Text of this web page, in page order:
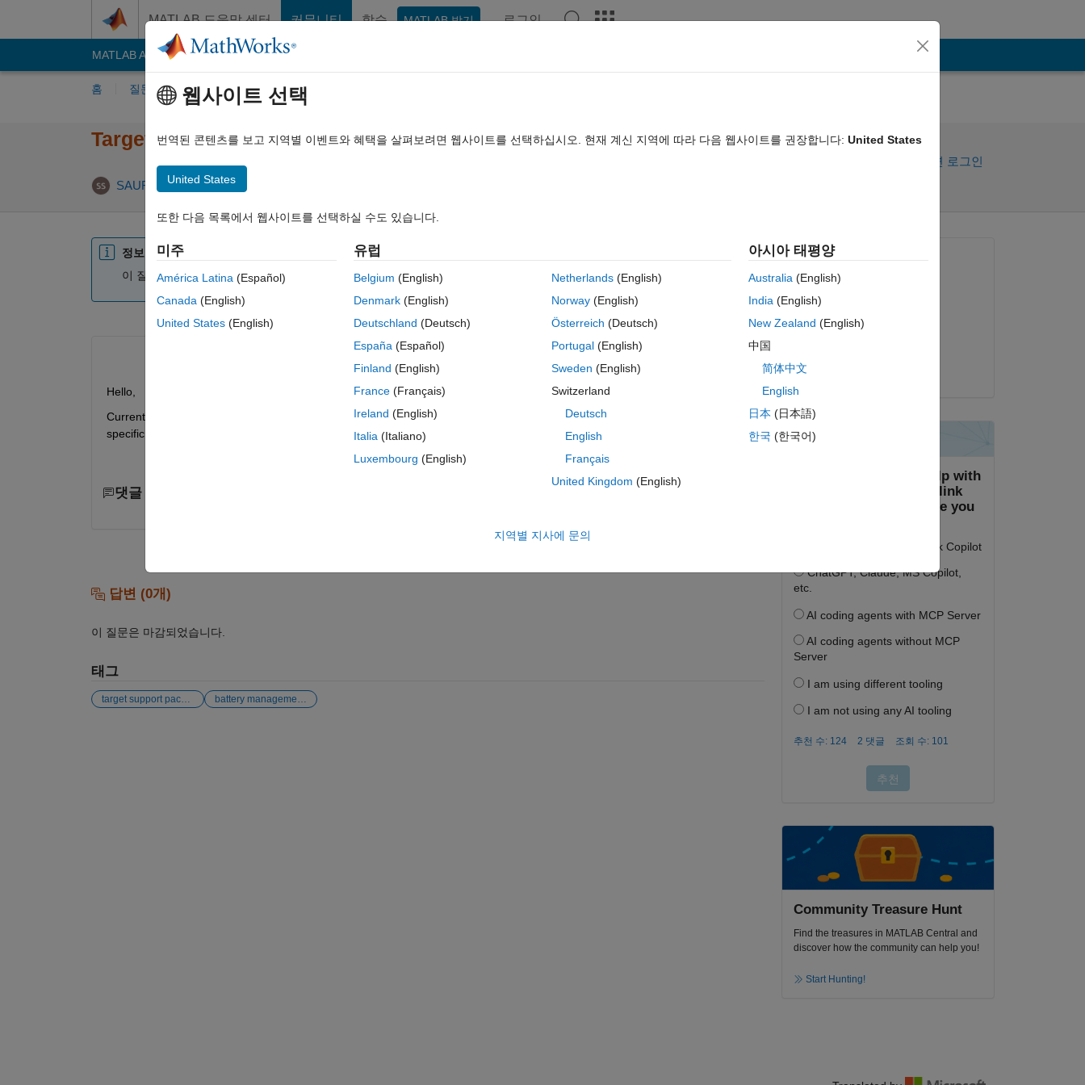
MATLAB 도움말 센터 커뮤니티 학습 MATLAB 받기 로그인
MATLAB Answers File Exchange
홈 질문하기 답변하기 찾아보기
Target support package (made inhouse)
SAURABH SHAH 2019 4월 6
활동을 팔로우하려면 로그인
정보
이 질문은 마감되었습니다. 편집하거나 답변을 올리려면 질문을 다시 여십시오.
Hello,
Currently we are using Simulink for BMS project. We have made our own target support package (TSP), but it version
specific i.e works only in R2016a. I want the TSP to be generic i.e non-dependence on versions. How can I do that?
댓글 수: 0
답변 (0개)
이 질문은 마감되었습니다.
태그
target support package
질문:
SAURABH SHAH
2019년 4월 6일
마감:
2025년 6월 20일
Community Treasure Hunt
Find the treasures in MATLAB Central and
discover how the community can help you!
Start Hunting!
웹사이트 선택
번역된 콘텐츠를 보고 지역별 이벤트와 혜택을 살펴보려면 웹사이트를 선택하십시오. 현재 계신 지역에 따라 다음 웹사이트를 권장합니다: United States
United States
또한 다음 목록에서 웹사이트를 선택하실 수도 있습니다.
미주
América Latina (Español)
Canada (English)
United States (English)
유럽
Belgium (English)
Denmark (English)
Deutschland (Deutsch)
España (Español)
Finland (English)
France (Français)
Ireland (English)
Italia (Italiano)
Luxembourg (English)
Netherlands(English)
Norway(English)
Österreich (Deutsch)
Portugal(English)
Sweden (English)
Switzerland
Deutsch
English
Français
United Kingdom (English)
아시아 태평양
Australia(English)
India(English)
New Zealand (English)
中国
简体中文
English
日本 (日本語)
한국 (한국어)
지역별 지사에 문의